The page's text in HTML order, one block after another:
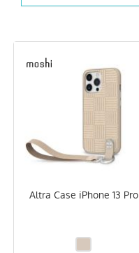
Altra Case iPhone 13 Pro